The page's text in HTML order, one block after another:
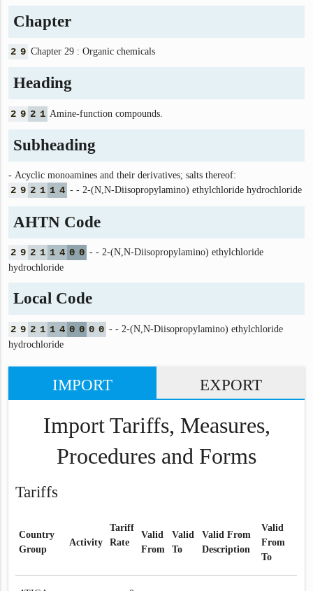
Chapter
2 9 Chapter 29 : Organic chemicals
Heading
2 9 2 1 Amine-function compounds.
Subheading
- Acyclic monoamines and their derivatives; salts thereof:
2 9 2 1 1 4 - - 2-(N,N-Diisopropylamino) ethylchloride hydrochloride
AHTN Code
2 9 2 1 1 4 0 0 - - 2-(N,N-Diisopropylamino) ethylchloride
hydrochloride
Local Code
2 9 2 1 1 4 0 0 0 0 - - 2-(N,N-Diisopropylamino) ethylchloride
hydrochloride
IMPORT EXPORT
Import Tariffs, Measures,
Procedures and Forms
Tariffs
Country
Group
Activity
Tariff
Rate
Valid
From
Valid
To
Valid From
Description
Valid
From
To